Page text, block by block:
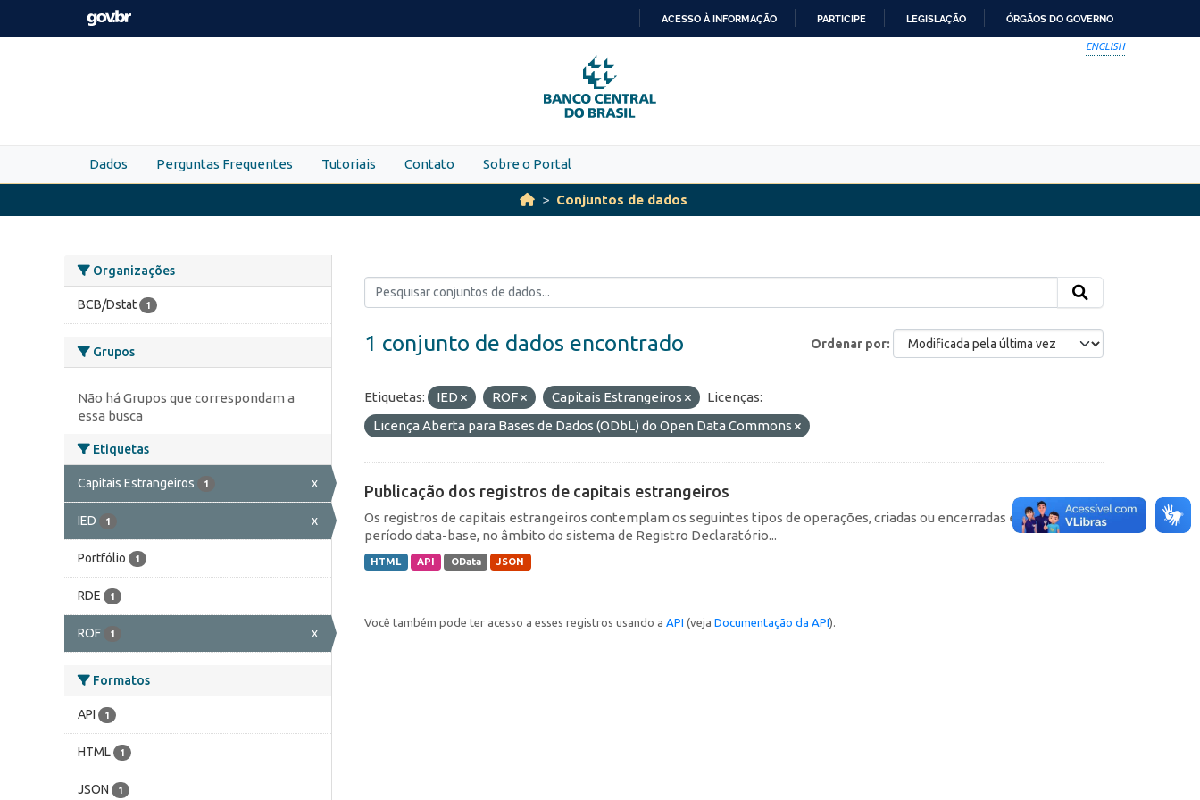
Skip to main content
PARA
O
CONTEÚDO
ACESSO À INFORMAÇÃO PARTICIPE LEGISLAÇÃO ÓRGÃOS DO GOVERNO
ENGLISH
Dados Perguntas Frequentes Tutoriais Contato Sobre o Portal
Conjuntos de dados
Organizações
BCB/Dstat 1
Grupos
Não há Grupos que correspondam a
essa busca
Etiquetas
Capitais Estrangeiros 1 x
IED 1 x
Portfólio 1
RDE 1
ROF 1 x
Formatos
API 1
HTML 1
JSON 1
Ordenar por
1 conjunto de dados encontrado
Etiquetas: IED ROF Capitais Estrangeiros
Licenças:
Licença Aberta para Bases de Dados (ODbL) do Open Data Commons
Publicação dos registros de capitais estrangeiros
Os registros de capitais estrangeiros contemplam os seguintes tipos de operações, criadas ou encerradas em cada
período data-base, no âmbito do sistema de Registro Declaratório...
HTML API OData JSON
Você também pode ter acesso a esses registros usando a API (veja Documentação da API).